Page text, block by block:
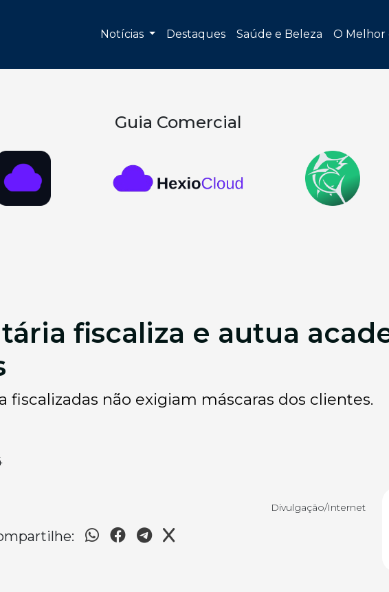
Notícias Destaques Saúde e Beleza O Melhor
Guia Comercial
fiscaliza e autua
fiscalizadas não exigiam máscaras dos clientes.
Divulgação/Internet